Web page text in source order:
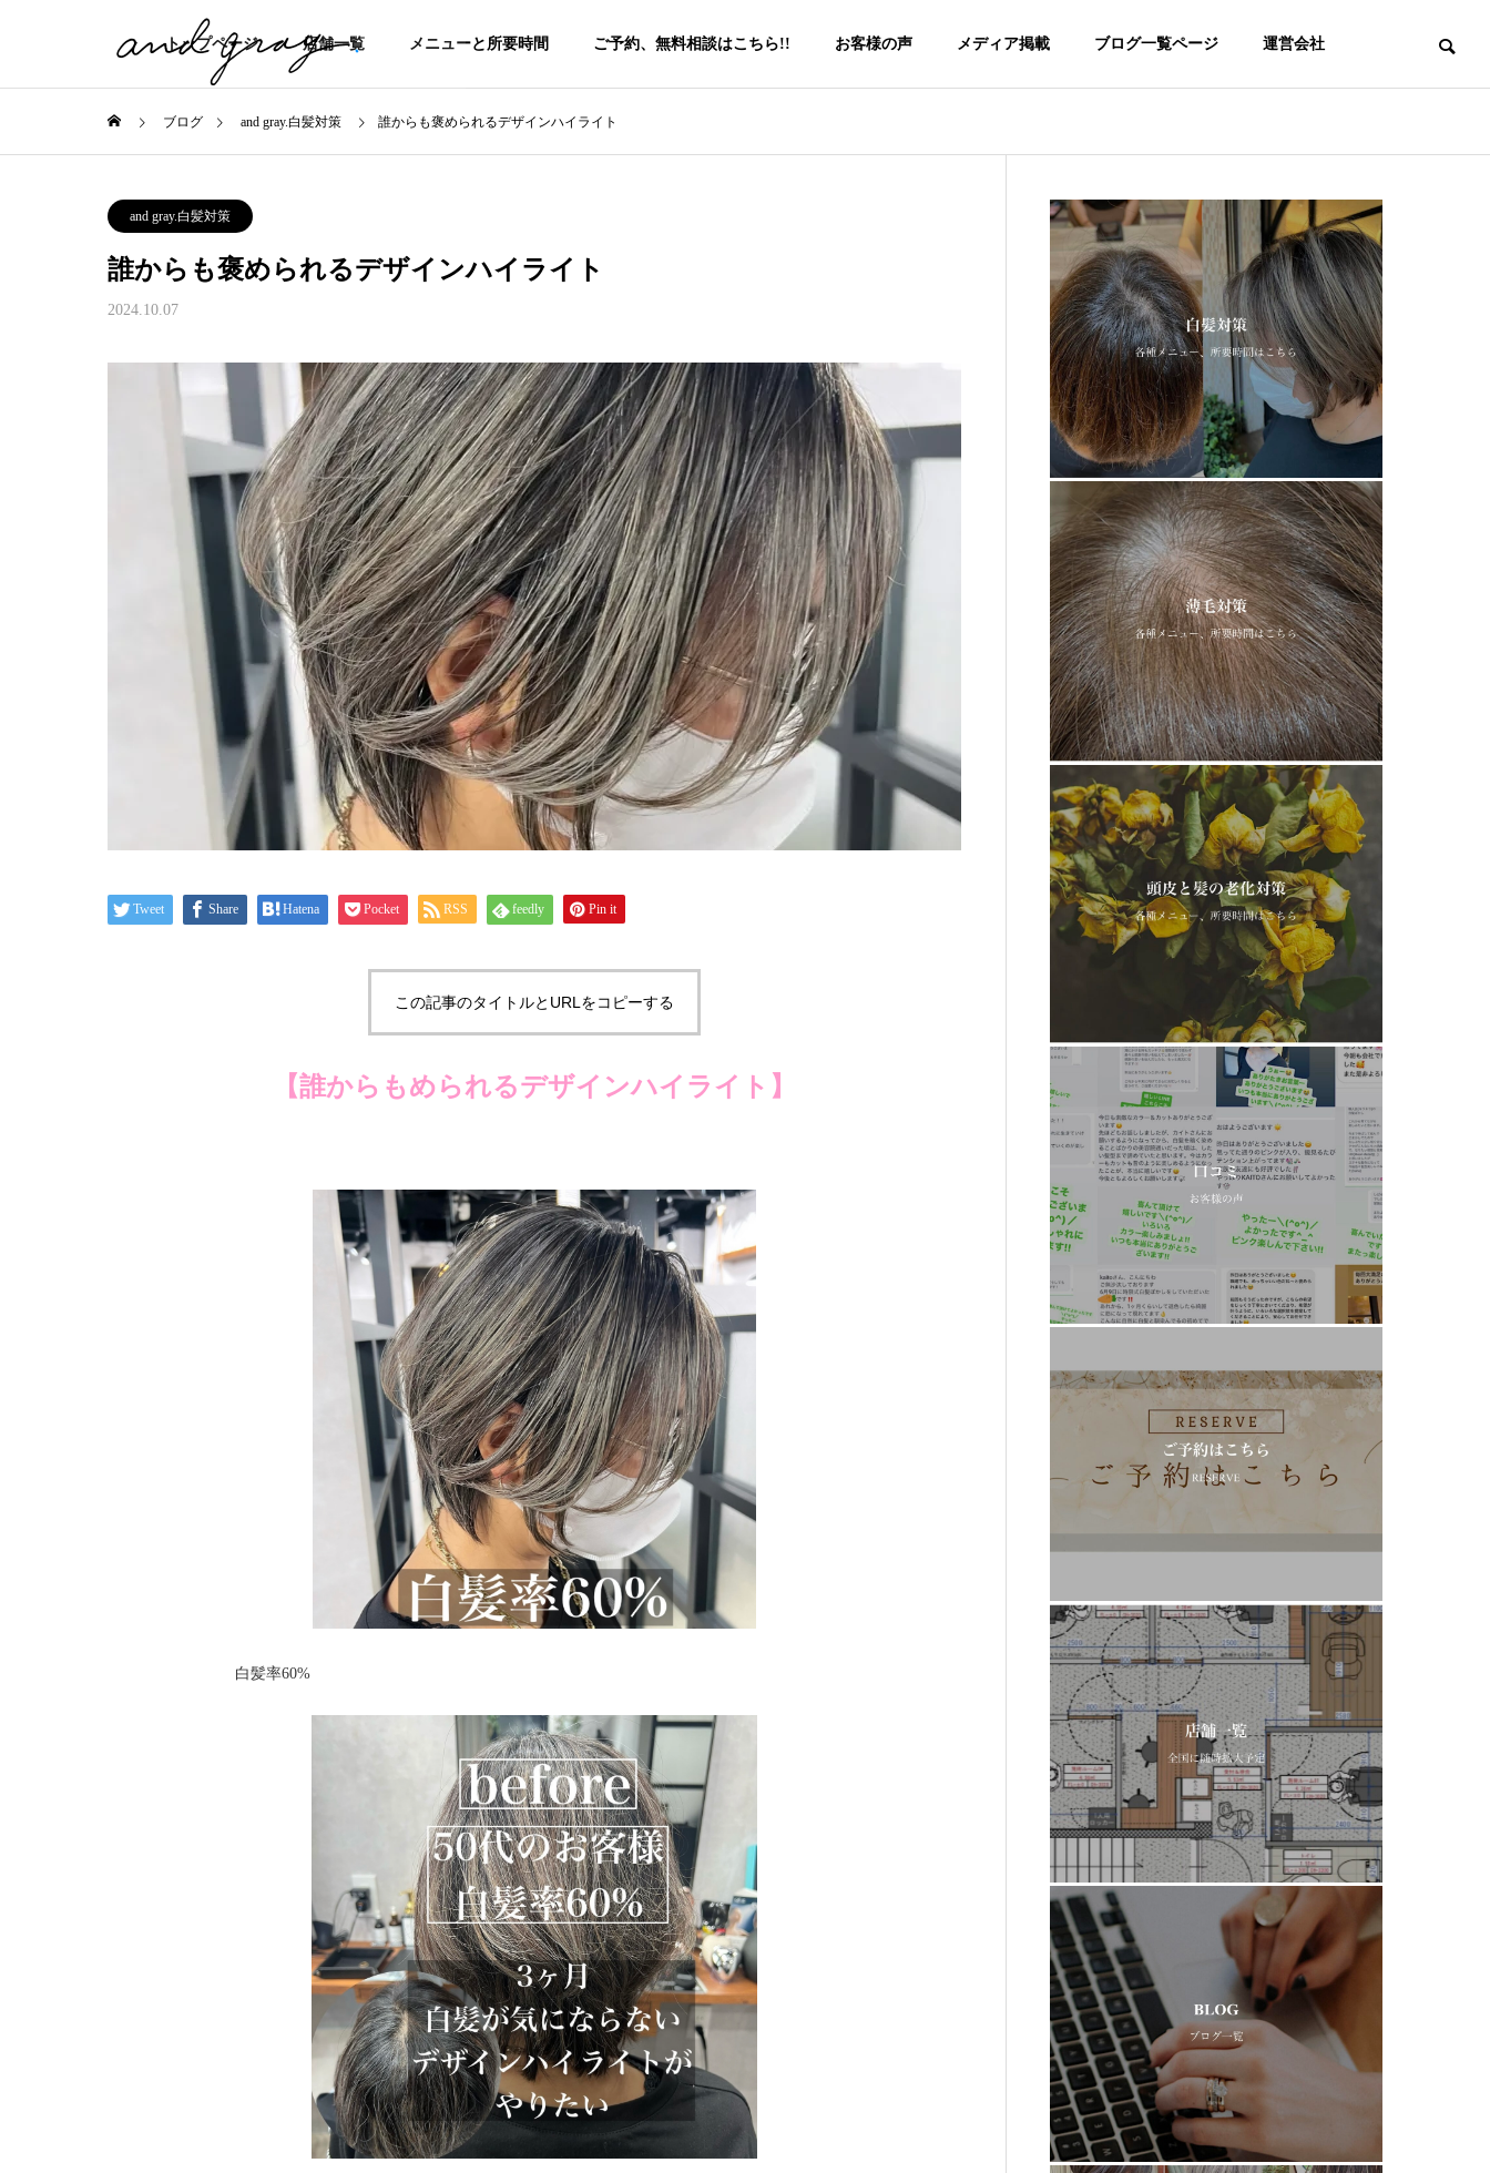
トップページ 店舗一覧 メニューと所要時間 ご予約、無料相談はこちら!! お客様の声 メディア掲載 ブログ一覧ページ 運営会社
ブログ and gray.白髪対策 誰からも褒められるデザインハイライト
and gray.白髪対策
誰からも褒められるデザインハイライト
2024.10.07
Tweet Share Hatena Pocket RSS feedly Pin it
この記事のタイトルとURLをコピーする
【誰からもめられるデザインハイライト】
白髪率60%